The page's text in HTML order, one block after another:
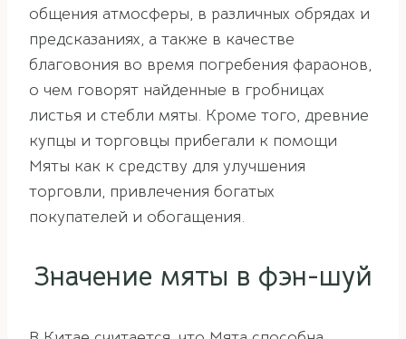
общения атмосферы, в различных обрядах и
предсказаниях, а также в качестве
благовония во время погребения фараонов,
о чем говорят найденные в гробницах
листья и стебли мяты. Кроме того, древние
купцы и торговцы прибегали к помощи
Мяты как к средству для улучшения
торговли, привлечения богатых
покупателей и обогащения.
Значение мяты в фэн-шуй